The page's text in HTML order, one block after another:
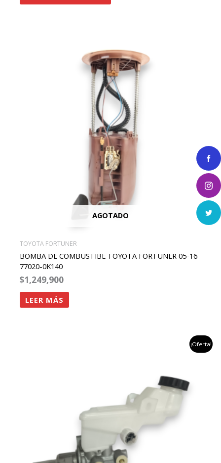
AGOTADO
TOYOTA FORTUNER
BOMBA DE COMBUSTIBE TOYOTA FORTUNER 05-16
77020-0K140
$1,249,900
LEER MÁS
¡Oferta!